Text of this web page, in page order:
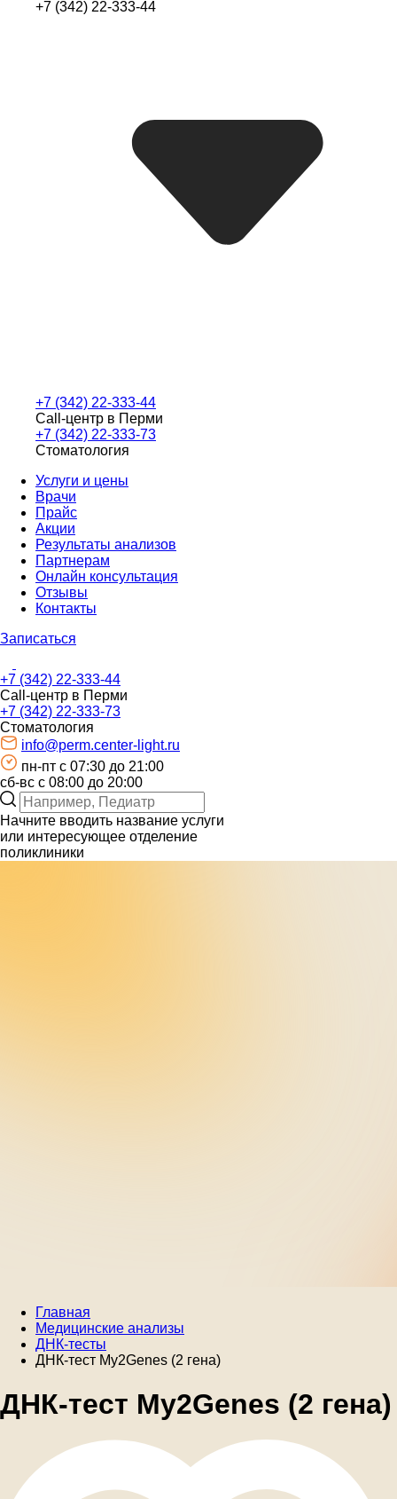
+7 (342) 22-333-44
+7 (342) 22-333-44
Call-центр в Перми
+7 (342) 22-333-73
Стоматология
Услуги и цены
Врачи
Прайс
Акции
Результаты анализов
Партнерам
Онлайн консультация
Отзывы
Контакты
Записаться
+7 (342) 22-333-44
Call-центр в Перми
+7 (342) 22-333-73
Стоматология
info@perm.center-light.ru
пн-пт c 07:30 до 21:00
сб-вс с 08:00 до 20:00
Начните вводить название услуги
или интересующее отделение
поликлиники
Главная
Медицинские анализы
ДНК-тесты
ДНК-тест My2Genes (2 гена)
ДНК-тест My2Genes (2 гена)